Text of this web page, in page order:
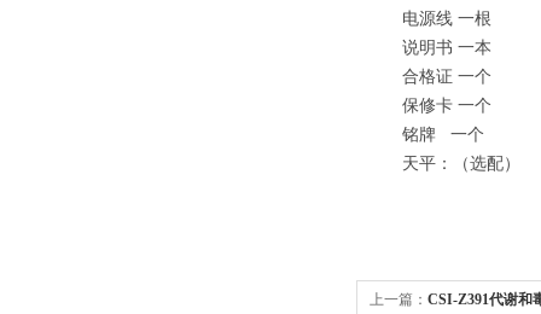
电源线 一根
说明书 一本
合格证 一个
保修卡 一个
铭牌
一个
天平：（选配）
上一篇： CSI-Z391代谢和